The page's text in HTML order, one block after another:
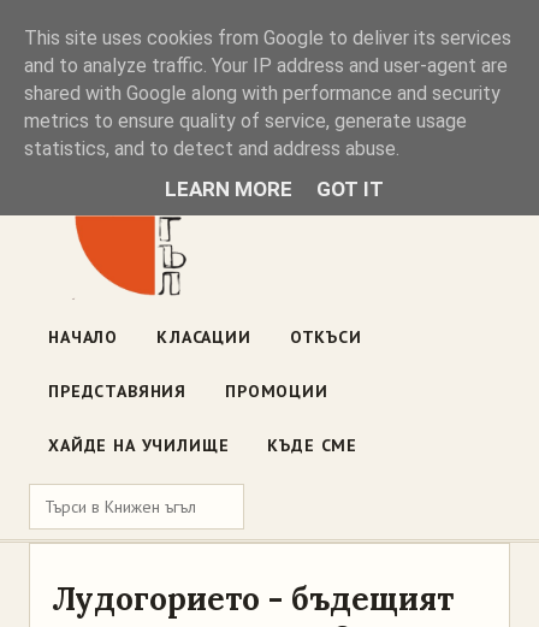
Книжен ъгъл
Блог на книжарницата — класации, откъси, нови книги
ул. „Оборище" 117, София· пон–пет 10:00–19:00 ·
НАЧАЛО КЛАСАЦИИ ОТКЪСИ
ПРЕДСТАВЯНИЯ ПРОМОЦИИ
ХАЙДЕ НА УЧИЛИЩЕ КЪДЕ СМЕ
Лудогорието - бъдещият
This site uses cookies from Google to deliver its services
and to analyze traffic. Your IP address and user-agent are
shared with Google along with performance and security
metrics to ensure quality of service, generate usage
statistics, and to detect and address abuse.
LEARN MORE GOT IT